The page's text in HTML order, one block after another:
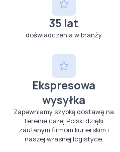
35 lat
doświadczenia w branży
Ekspresowa
wysyłka
Zapewniamy szybką dostawę na
terenie całej Polski dzięki
zaufanym firmom kurierskim i
naszej własnej logistyce.